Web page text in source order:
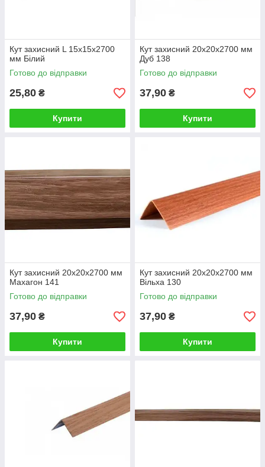
Кут захисний L 15х15х2700
мм Білий
Готово до відправки
25,80 ₴
Купити
Кут захисний 20х20х2700 мм
Дуб 138
Готово до відправки
37,90 ₴
Купити
Кут захисний 20х20х2700 мм
Махагон 141
Готово до відправки
37,90 ₴
Купити
Кут захисний 20х20х2700 мм
Вільха 130
Готово до відправки
37,90 ₴
Купити